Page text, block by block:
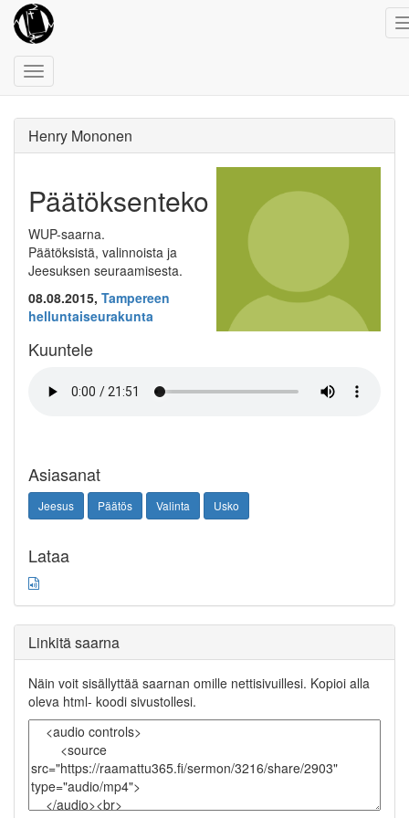
Toggle
navigation
Henry Mononen
Päätöksenteko
WUP-saarna.
Päätöksistä, valinnoista ja
Jeesuksen seuraamisesta.
08.08.2015, Tampereen
helluntaiseurakunta
Kuuntele
Asiasanat
Jeesus Päätös Valinta Usko
Lataa
Linkitä saarna
Näin voit sisällyttää saarnan omille nettisivuillesi. Kopioi alla
oleva html- koodi sivustollesi.